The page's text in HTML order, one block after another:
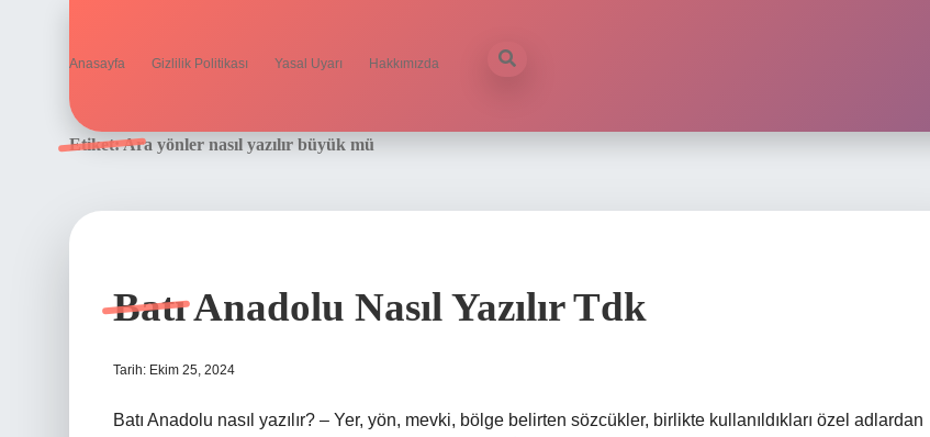
Anasayfa Gizlilik Politikası Yasal Uyarı Hakkımızda
Etiket:Ara yönler nasıl yazılır büyük mü
Batı Anadolu Nasıl Yazılır Tdk
Tarih: Ekim 25, 2024
Batı Anadolu nasıl yazılır? – Yer, yön, mevki, bölge belirten sözcükler, birlikte kullanıldıkları özel adlardan